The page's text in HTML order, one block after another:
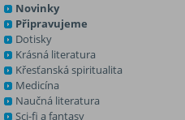
Novinky
Připravujeme
Dotisky
Krásná literatura
Křesťanská spiritualita
Medicína
Naučná literatura
Sci-fi a fantasy